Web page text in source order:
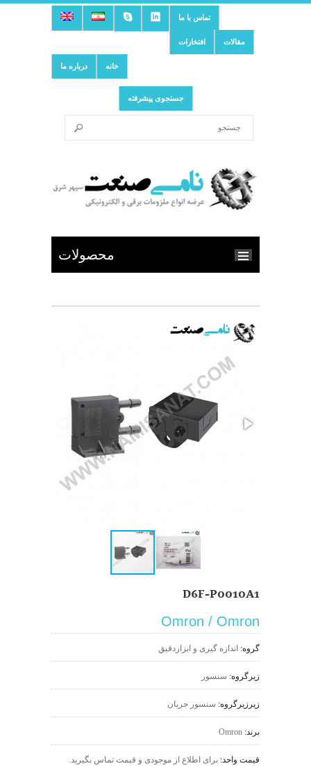
تماس با ما
افتخارات مقالات
درباره ما خانه
جستجوی پیشرفته
محصولات
D6F-P0010A1
Omron / Omron
گروه: اندازه گیری و ابزاردقیق
زیرگروه: سنسور
زیرزیرگروه: سنسور جریان
برند: Omron
قیمت واحد: برای اطلاع از موجودی و قیمت تماس بگیرید.